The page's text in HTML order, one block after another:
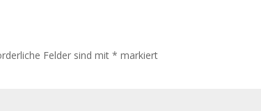
Felder sind mit * markiert